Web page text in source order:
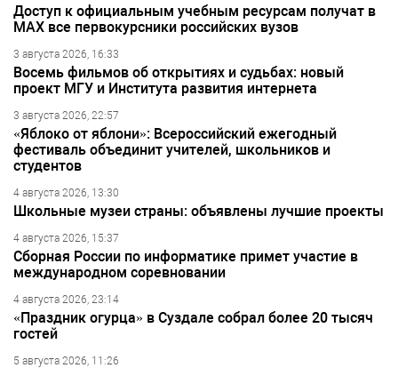
Доступ к официальным учебным ресурсам получат в
МАХ все первокурсники российских вузов
3 августа 2026, 16:33
Восемь фильмов об открытиях и судьбах: новый
проект МГУ и Института развития интернета
3 августа 2026, 22:57
«Яблоко от яблони»: Всероссийский ежегодный
фестиваль объединит учителей, школьников и
студентов
4 августа 2026, 13:30
Школьные музеи страны: объявлены лучшие проекты
4 августа 2026, 15:37
Сборная России по информатике примет участие в
международном соревновании
4 августа 2026, 23:14
«Праздник огурца» в Суздале собрал более 20 тысяч
гостей
5 августа 2026, 11:26